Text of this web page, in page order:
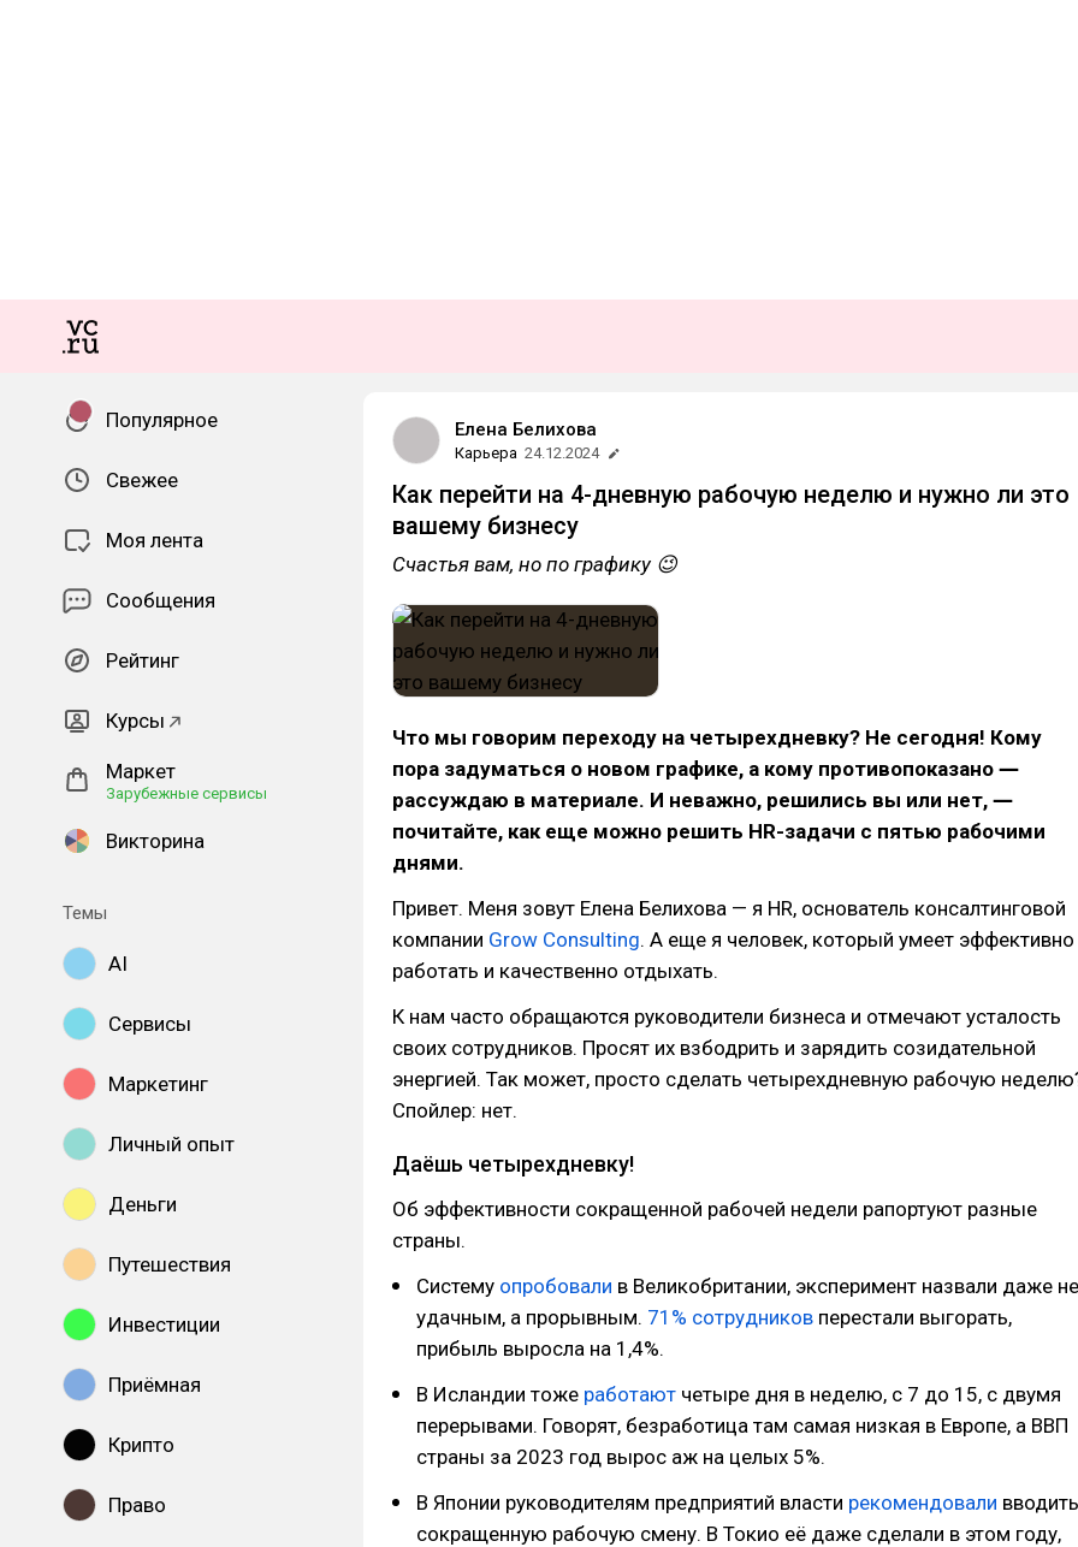
Популярное
Свежее
Моя лента
Сообщения
Рейтинг
Курсы
Маркет
Зарубежные сервисы
Викторина
Темы
AI
Сервисы
Маркетинг
Личный опыт
Деньги
Путешествия
Инвестиции
Приёмная
Крипто
Право
Елена Белихова
Карьера 24.12.2024
Как перейти на 4-дневную рабочую неделю и нужно ли это
вашему бизнесу
Счастья вам, но по графику 😉
Что мы говорим переходу на четырехдневку? Не сегодня! Кому
пора задуматься о новом графике, а кому противопоказано ―
рассуждаю в материале. И неважно, решились вы или нет, ―
почитайте, как еще можно решить HR-задачи с пятью рабочими
днями.
Привет. Меня зовут Елена Белихова — я HR, основатель консалтинговой
компании Grow Consulting. А еще я человек, который умеет эффективно
работать и качественно отдыхать.
К нам часто обращаются руководители бизнеса и отмечают усталость
своих сотрудников. Просят их взбодрить и зарядить созидательной
энергией. Так может, просто сделать четырехдневную рабочую
Спойлер: нет.
Даёшь четырехдневку!
Об эффективности сокращенной рабочей недели рапортуют разные
страны.
Систему опробовали в Великобритании, эксперимент назвали даже не
удачным, а прорывным. 71% сотрудников перестали выгорать,
прибыль выросла на 1,4%.
В Исландии тоже работают четыре дня в неделю, с 7 до 15, с двумя
перерывами. Говорят, безработица там самая низкая в Европе, а ВВП
страны за 2023 год вырос аж на целых 5%.
В Японии руководителям предприятий власти рекомендовали вводить
сокращенную рабочую смену. В Токио её даже сделали в этом году,